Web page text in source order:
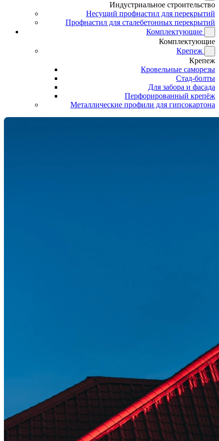
Индустриальное строительство
Несущий профнастил для перекрытий
Профнастил для сталебетонных перекрытий
Комплектующие
Комплектующие
Крепеж
Крепеж
Кровельные саморезы
Стад-болты
Для забора и фасада
Перфорированный крепёж
Металлические профили для гипсокартона